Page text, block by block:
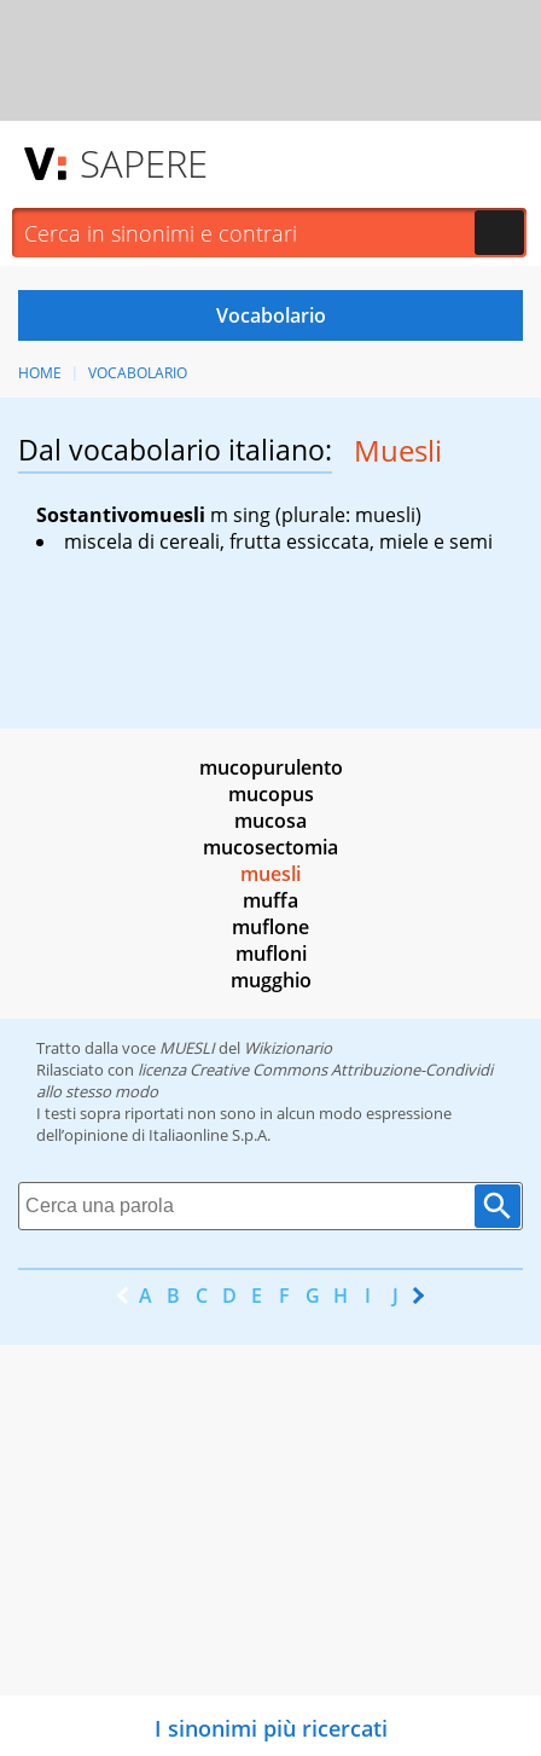
SAPERE
HOME VOCABOLARIO
Dal vocabolario italiano: Muesli
Sostantivomuesli m sing(plurale: muesli)
miscela di cereali, frutta essiccata, miele e semi
mucopurulento
mucopus
mucosa
mucosectomia
muesli
muffa
muflone
mufloni
mugghio
Tratto dalla voce MUESLIdel Wikizionario
Rilasciato con licenza Creative Commons Attribuzione-Condividi
allo stesso modo
I testi sopra riportati non sono in alcun modo espressione
dell’opinione di Italiaonline S.p.A.
A B C D E F G H I J K
I sinonimi più ricercati